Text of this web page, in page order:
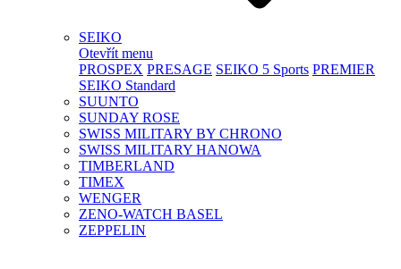
SEIKO
Otevřít menu
PROSPEX PRESAGE SEIKO 5 Sports PREMIER
SEIKO Standard
SUUNTO
SUNDAY ROSE
SWISS MILITARY BY CHRONO
SWISS MILITARY HANOWA
TIMBERLAND
TIMEX
WENGER
ZENO-WATCH BASEL
ZEPPELIN